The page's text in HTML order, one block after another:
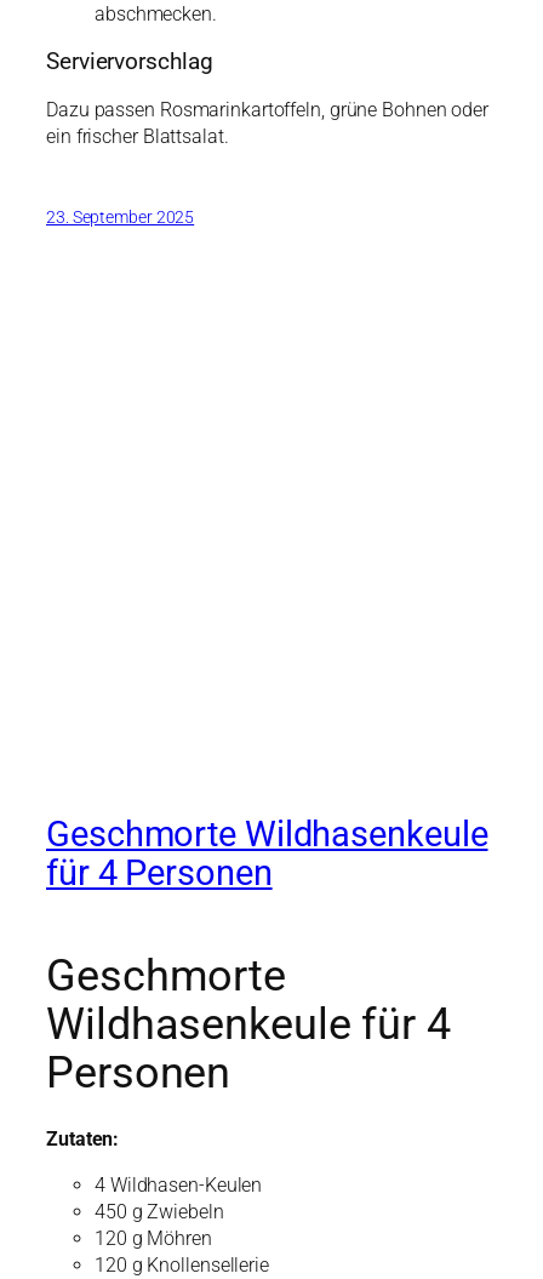
abschmecken.
Serviervorschlag
Dazu passen Rosmarinkartoffeln, grüne Bohnen oder
ein frischer Blattsalat.
23. September 2025
Geschmorte Wildhasenkeule
für 4 Personen
Geschmorte
Wildhasenkeule für 4
Personen
Zutaten:
4 Wildhasen-Keulen
450 g Zwiebeln
120 g Möhren
120 g Knollensellerie